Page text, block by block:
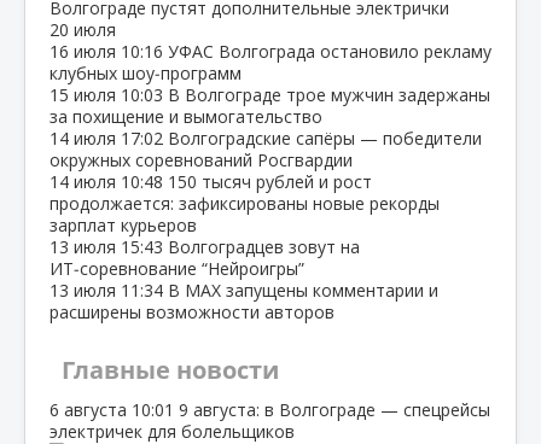
Волгограде пустят дополнительные электрички
20 июля
16 июля 10:16 УФАС Волгограда остановило рекламу
клубных шоу‑программ
15 июля 10:03 В Волгограде трое мужчин задержаны
за похищение и вымогательство
14 июля 17:02 Волгоградские сапёры — победители
окружных соревнований Росгвардии
14 июля 10:48 150 тысяч рублей и рост
продолжается: зафиксированы новые рекорды
зарплат курьеров
13 июля 15:43 Волгоградцев зовут на
ИТ‑соревнование “Нейроигры”
13 июля 11:34 В МАХ запущены комментарии и
расширены возможности авторов
Главные новости
6 августа 10:01 9 августа: в Волгограде — спецрейсы
электричек для болельщиков